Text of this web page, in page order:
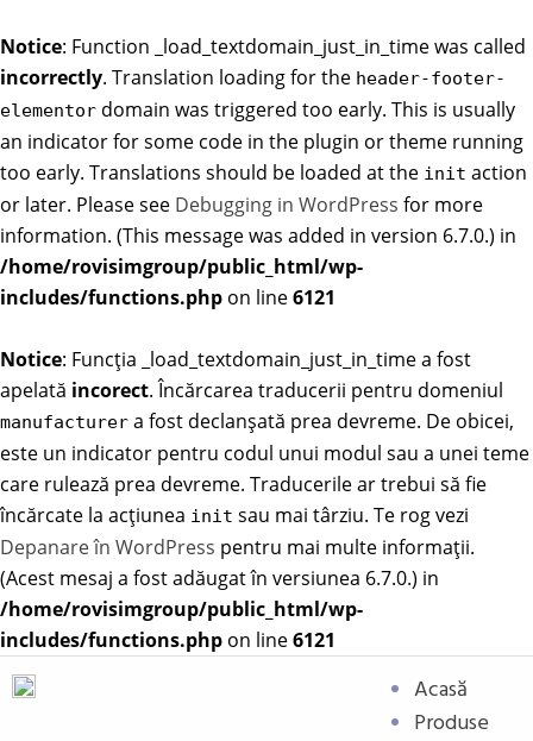
Notice: Function _load_textdomain_just_in_time was called
incorrectly. Translation loading for the header-footer-
elementor domain was triggered too early. This is usually
an indicator for some code in the plugin or theme running
too early. Translations should be loaded at the init action
or later. Please see Debugging in WordPress for more
information. (This message was added in version 6.7.0.) in
/home/rovisimgroup/public_html/wp-
includes/functions.php on line6121
Notice: Funcția _load_textdomain_just_in_time a fost
apelată incorect. Încărcarea traducerii pentru domeniul
manufacturer a fost declanșată prea devreme. De obicei,
este un indicator pentru codul unui modul sau a unei teme
care rulează prea devreme. Traducerile ar trebui să fie
încărcate la acțiunea init sau mai târziu. Te rog vezi
Depanare în WordPress pentru mai multe informații.
(Acest mesaj a fost adăugat în versiunea 6.7.0.) in
/home/rovisimgroup/public_html/wp-
includes/functions.php on line6121
Acasă
Produse